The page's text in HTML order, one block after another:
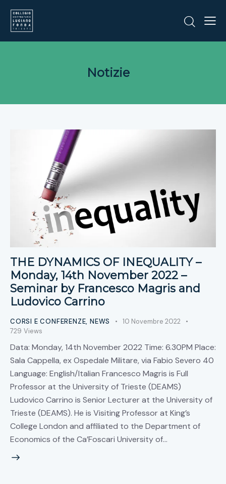
Notizie
THE DYNAMICS OF INEQUALITY –
Monday, 14th November 2022 –
Seminar by Francesco Magris and
Ludovico Carrino
CORSI E CONFERENZE,NEWS
10 Novembre 2022
729 Views
Data: Monday, 14th November 2022 Time: 6.30PM Place:
Sala Cappella, ex Ospedale Militare, via Fabio Severo 40
Language: English/Italian Francesco Magris is Full
Professor at the University of Trieste (DEAMS)
Ludovico Carrino is Senior Lecturer at the University of
Trieste (DEAMS). He is Visiting Professor at King’s
College London and affiliated to the Department of
Economics of the Ca’Foscari University of…